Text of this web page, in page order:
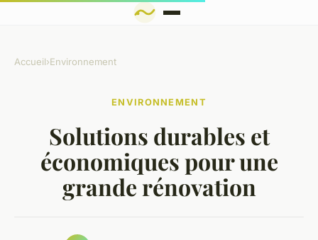
Accueil›Environnement
ENVIRONNEMENT
Solutions durables et
économiques pour une
grande rénovation